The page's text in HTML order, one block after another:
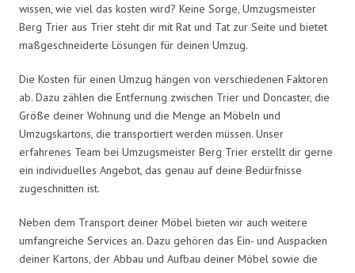
wissen, wie viel das kosten wird? Keine Sorge, Umzugsmeister
Berg Trier aus Trier steht dir mit Rat und Tat zur Seite und bietet
maßgeschneiderte Lösungen für deinen Umzug.
Die Kosten für einen Umzug hängen von verschiedenen Faktoren
ab. Dazu zählen die Entfernung zwischen Trier und Doncaster, die
Größe deiner Wohnung und die Menge an Möbeln und
Umzugskartons, die transportiert werden müssen. Unser
erfahrenes Team bei Umzugsmeister Berg Trier erstellt dir gerne
ein individuelles Angebot, das genau auf deine Bedürfnisse
zugeschnitten ist.
Neben dem Transport deiner Möbel bieten wir auch weitere
umfangreiche Services an. Dazu gehören das Ein- und Auspacken
deiner Kartons, der Abbau und Aufbau deiner Möbel sowie die